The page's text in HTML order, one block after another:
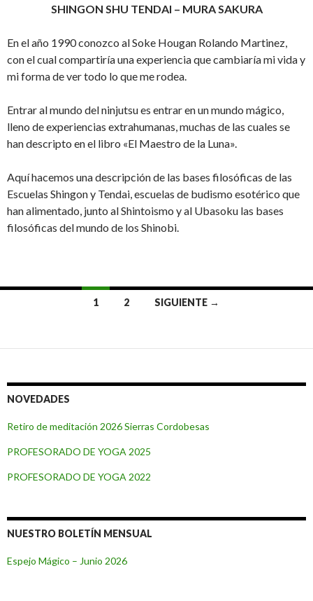
SHINGON SHU TENDAI – MURA SAKURA
En el año 1990 conozco al Soke Hougan Rolando Martinez,
con el cual compartiría una experiencia que cambiaría mi vida y
mi forma de ver todo lo que me rodea.
Entrar al mundo del ninjutsu es entrar en un mundo mágico,
lleno de experiencias extrahumanas, muchas de las cuales se
han descripto en el libro «El Maestro de la Luna».
Aquí hacemos una descripción de las bases filosóficas de las
Escuelas Shingon y Tendai, escuelas de budismo esotérico que
han alimentado, junto al Shintoismo y al Ubasoku las bases
filosóficas del mundo de los Shinobi.
1 2 SIGUIENTE →
NOVEDADES
Retiro de meditación 2026 Sierras Cordobesas
PROFESORADO DE YOGA 2025
PROFESORADO DE YOGA 2022
NUESTRO BOLETÍN MENSUAL
Espejo Mágico – Junio 2026